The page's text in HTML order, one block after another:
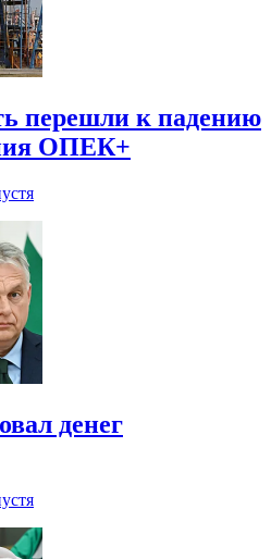
перешли к падению
ОПЕК+
денег